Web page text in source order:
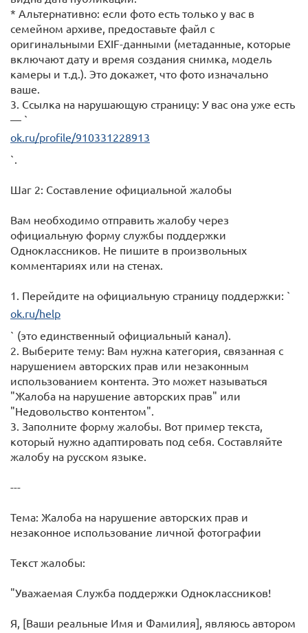
* Альтернативно: если фото есть только у вас в
семейном архиве, предоставьте файл с
оригинальными EXIF-данными (метаданные, которые
включают дату и время создания снимка, модель
камеры и т.д.). Это докажет, что фото изначально
ваше.
3. Ссылка на нарушающую страницу: У вас она уже есть
— `
ok.ru/profile/910331228913
`.
Шаг 2: Составление официальной жалобы
Вам необходимо отправить жалобу через
официальную форму службы поддержки
Одноклассников. Не пишите в произвольных
комментариях или на стенах.
1. Перейдите на официальную страницу поддержки: `
ok.ru/help
` (это единственный официальный канал).
2. Выберите тему: Вам нужна категория, связанная с
нарушением авторских прав или незаконным
использованием контента. Это может называться
"Жалоба на нарушение авторских прав" или
"Недовольство контентом".
3. Заполните форму жалобы. Вот пример текста,
который нужно адаптировать под себя. Составляйте
жалобу на русском языке.
---
Тема: Жалоба на нарушение авторских прав и
незаконное использование личной фотографии
Текст жалобы:
"Уважаемая Служба поддержки Одноклассников!
Я, [Ваши реальные Имя и Фамилия], являюсь автором